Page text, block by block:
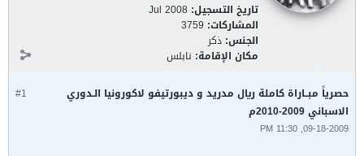
تاريخ التسجيل: Jul 2008
المشاركات: 3759
الجنس: ذكر
مكان الإقامة: نابلس
#1
حصرياً مبــاراة كاملة ريال مدريد و ديبورتيفو لاكورونيا الـدوري
الاسباني 2009-2010م
09-18-2009, 11:30 PM